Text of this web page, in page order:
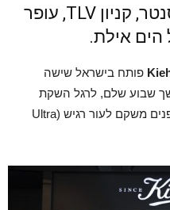
בירושלים, קניון דיזינגוף סנטר, קניון TLV, עופר
הים אילת.
פותח בישראל שישה
שבוע שלם, לרגל השקת
הקרם החדש והמדובר בעולם: קרם פנים משקם לעור רגיש (Ultra